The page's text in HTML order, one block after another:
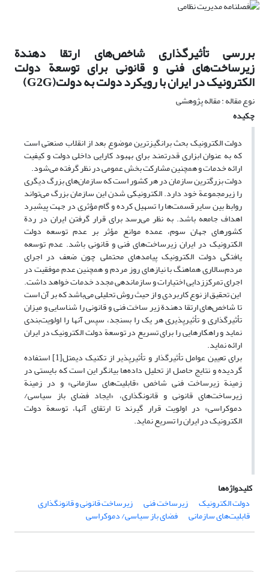
بررسی تأثیرگذاری شاخص‌های ارتقا دهندة
زیرساخت‌های فنی و قانونی برای توسعة دولت
الکترونیک در ایران با رویکرد دولت به دولت(G2G)
نوع مقاله : مقاله پژوهشی
چکیده
دولت الکترونیک بحث برانگیزترین موضوع بعد از انقلاب صنعتی است
که به عنوان ابزاری قدرتمند برای بهبود کارایی داخلی دولت و کیفیت
ارائه خدمات و همچنین مشارکت بخش عمومی در نظر گرفته می‌شود.
دولت بزرگترین سازمان در هر کشور است که سازمان‌های بزرگ دیگری
را زیرمجموعة خود دارد. الکترونیکی شدن این سازمان بزرگ می‌تواند
روابط بین سایر قسمت‌ها را تسهیل کرده و گام مؤثری در جهت پیشبرد
اهداف جامعه باشد. به نظر می‌رسد برای قرار گرفتن ایران در ردة
کشور‌های جهان سوم، عمده موانع مؤثر بر عدم توسعه دولت
الکترونیک در ایران زیرساخت‌های فنی و قانونی باشد. عدم توسعه
یافتگی دولت الکترونیک پیامدهای محتملی چون ضعف در اجرای
مردم‌سالاری هماهنگ با نیازهای روز مردم و همچنین عدم موفقیت در
اجرای تمرکززدایی اختیارات و سازماندهی مجدد خدمات خواهد داشت.
این تحقیق از نوع کاربردی و از حیث روش تحلیلی می‌باشد که بر آن است
تا شاخص‌های ارتقا دهندة زیر ساخت فنی و قانونی را شناسایی و میزان
تأثیرگذاری و تأثیرپذیری هر یک را بسنجد، سپس آنها را اولویت‌بندی
نماید و راهکارهایی را برای تسریع در توسعة دولت الکترونیک در ایران
ارائه نماید.
برای تعیین عوامل تأثیرگذار و تأثیرپذیر از تکنیک دیمتل[1] استفاده
گردیده و نتایج حاصل از تحلیل داده‌ها بیانگر این است که بایستی در
زمینة زیرساخت فنی شاخص «قابلیت‌های سازمانی» و در زمینة
زیرساخت‌های قانونی و قانونگذاری، «ایجاد فضای باز سیاسی/
دموکراسی» در اولویت قرار گیرند تا ارتقای آنها، توسعة دولت
الکترونیک در ایران را تسریع نماید.
کلیدواژه‌ها
دولت الکترونیک
زیرساخت فنی زیرساخت قانونی و قانونگذاری
قابلیت‌های سازمانی فضای باز سیاسی/ دموکراسی